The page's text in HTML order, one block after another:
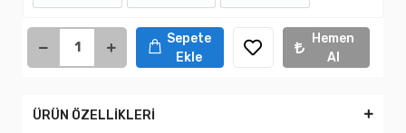
Sepete
Ekle
Hemen
Al
ÜRÜN ÖZELLİKLERİ